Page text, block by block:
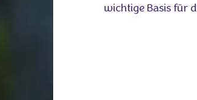
wichtige Basis für